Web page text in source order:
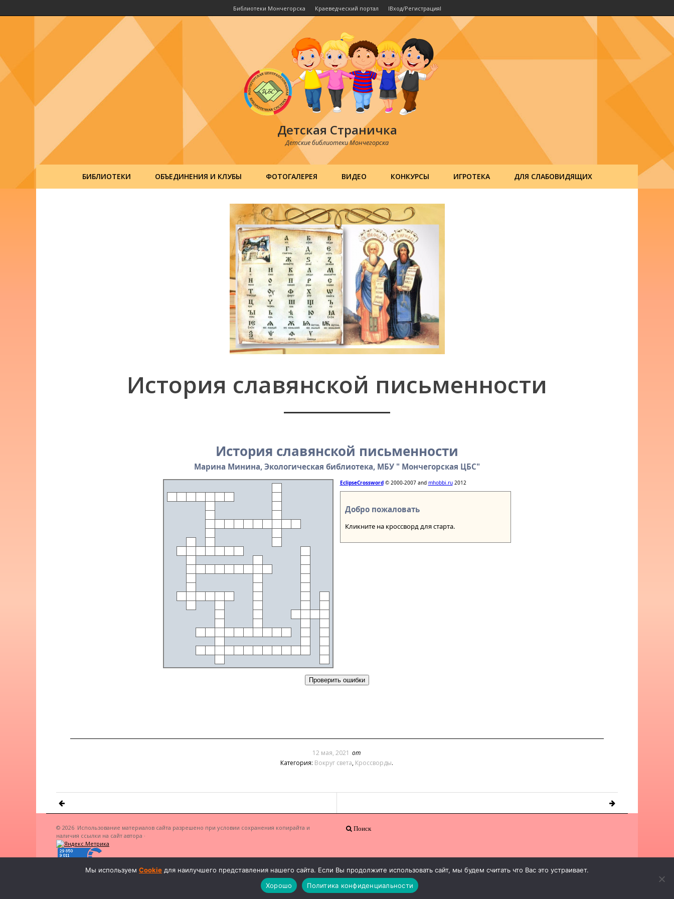
Библиотеки Мончегорска Краеведческий портал IВход/РегистрацияI
Детская Страничка
Детские библиотеки Мончегорска
БИБЛИОТЕКИ ОБЪЕДИНЕНИЯ И КЛУБЫ ФОТОГАЛЕРЕЯ ВИДЕО КОНКУРСЫ ИГРОТЕКА ДЛЯ СЛАБОВИДЯЩИХ
История славянской письменности
12 мая, 2021 от
Категория: Вокруг света, Кроссворды.
© 2026 Использование материалов сайта разрешено при условии сохранения копирайта и
наличия ссылки на сайт автора ·
Поиск
Мы используем Cookie для наилучшего представления нашего сайта. Если Вы продолжите использовать сайт, мы будем считать что Вас это устраивает.
Хорошо
Политика конфиденциальности